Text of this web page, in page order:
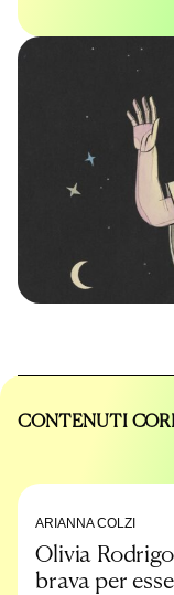
CONTENUTI
ARIANNA COLZI
Olivia
brava per